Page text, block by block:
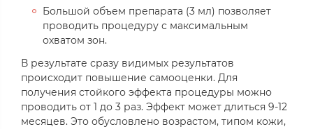
Большой объем препарата (3 мл) позволяет
проводить процедуру с максимальным
охватом зон.
В результате сразу видимых результатов
происходит повышение самооценки. Для
получения стойкого эффекта процедуры можно
проводить от 1 до 3 раз. Эффект может длиться 9-12
месяцев. Это обусловлено возрастом, типом кожи,